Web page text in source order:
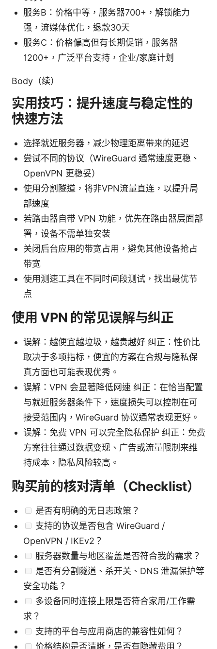
服务B：价格中等，服务器700+，解锁能力
强，流媒体优化，退款30天
服务C：价格偏高但有长期促销，服务器
1200+，广泛平台支持，企业/家庭计划
Body（续）
实用技巧：提升速度与稳定性的
快速方法
选择就近服务器，减少物理距离带来的延迟
尝试不同的协议（WireGuard 通常速度更稳、
OpenVPN 更稳妥）
使用分割隧道，将非VPN流量直连，以提升局
部速度
若路由器自带 VPN 功能，优先在路由器层面部
署，设备不需单独安装
关闭后台应用的带宽占用，避免其他设备抢占
带宽
使用测速工具在不同时间段测试，找出最优节
点
使用 VPN 的常见误解与纠正
误解：越便宜越垃圾，越贵越好 纠正：性价比
取决于多项指标，便宜的方案在合规与隐私保
真方面也可能表现优秀。
误解：VPN 会显著降低网速 纠正：在恰当配置
与就近服务器条件下，速度损失可以控制在可
接受范围内，WireGuard 协议通常表现更好。
误解：免费 VPN 可以完全隐私保护 纠正：免费
方案往往通过数据变现、广告或流量限制来维
持成本，隐私风险较高。
购买前的核对清单（Checklist）
是否有明确的无日志政策？
支持的协议是否包含 WireGuard /
OpenVPN / IKEv2？
服务器数量与地区覆盖是否符合我的需求？
是否有分割隧道、杀开关、DNS 泄漏保护等
安全功能？
多设备同时连接上限是否符合家用/工作需
求？
支持的平台与应用商店的兼容性如何？
价格结构是否清晰，是否有隐藏费用？